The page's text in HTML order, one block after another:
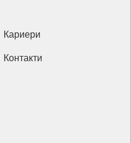
Кариери
Контакти